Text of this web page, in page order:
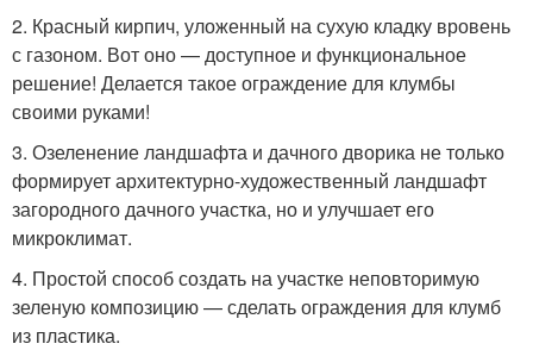
2. Красный кирпич, уложенный на сухую кладку вровень
с газоном. Вот оно — доступное и функциональное
решение! Делается такое ограждение для клумбы
своими руками!
3. Озеленение ландшафта и дачного дворика не только
формирует архитектурно-художественный ландшафт
загородного дачного участка, но и улучшает его
микроклимат.
4. Простой способ создать на участке неповторимую
зеленую композицию — сделать ограждения для клумб
из пластика.